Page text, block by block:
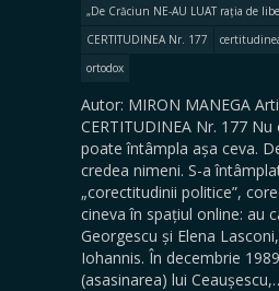
„De Crăciun NE-AU LUAT rația de
CERTITUDINEA Nr. 177
ortodox
Autor: MIRON MANEGA
CERTITUDINEA Nr. 177
poate întâmpla așa ceva.
credea nimeni. S-a
„corectitudinii politice”,
cineva în spațiul online: au
Georgescu și Elena
Iohannis. În decembrie
(asasinarea) lui